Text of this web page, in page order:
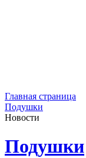
Главная страница
Подушки
Новости
Подушки